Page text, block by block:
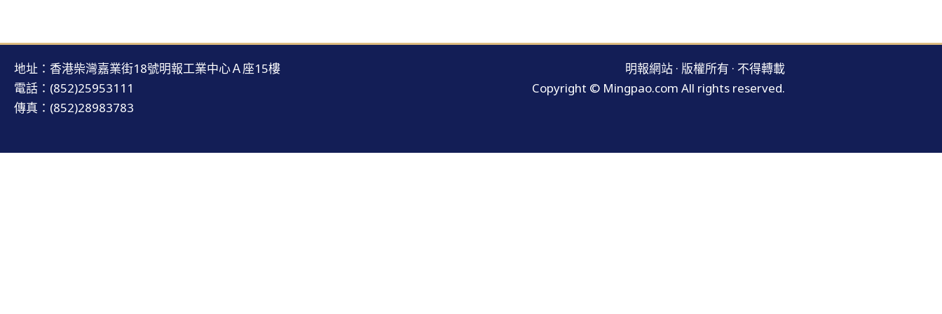
地址：香港柴灣嘉業街18號明報工業中心Ａ座15樓
電話：(852)25953111
傳真：(852)28983783
明報網站 · 版權所有 · 不得轉載
Copyright © Mingpao.com All rights reserved.